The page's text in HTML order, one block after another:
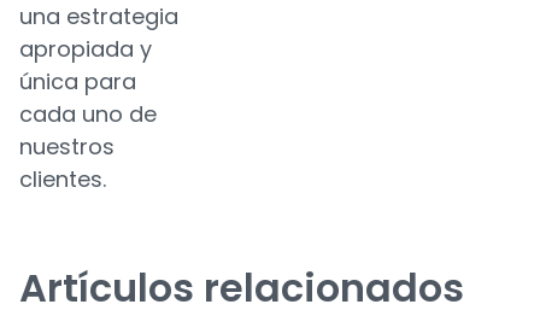
una estrategia
apropiada y
única para
cada uno de
nuestros
clientes.
Artículos relacionados